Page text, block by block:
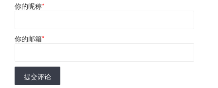
你的昵称*
你的邮箱*
提交评论